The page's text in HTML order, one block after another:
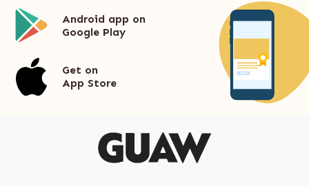
Android app on
Google Play
Get on
App Store